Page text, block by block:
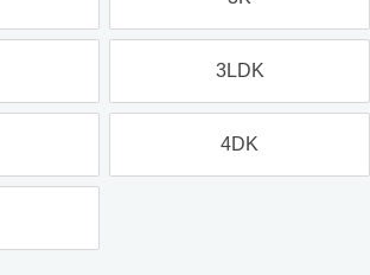
3LDK
4DK